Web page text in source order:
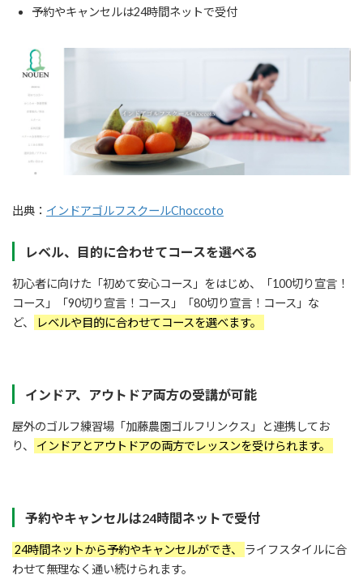
予約やキャンセルは24時間ネットで受付
出典： インドアゴルフスクールChoccoto
レベル、目的に合わせてコースを選べる
初心者に向けた「初めて安心コース」をはじめ、「100切り宣言！
コース」「90切り宣言！コース」「80切り宣言！コース」な
ど、
レベルや目的に合わせてコースを選べます。
インドア、アウトドア両方の受講が可能
屋外のゴルフ練習場「加藤農園ゴルフリンクス」と連携してお
り、
インドアとアウトドアの両方でレッスンを受けられます。
予約やキャンセルは24時間ネットで受付
24時間ネットから予約やキャンセルができ、 ライフスタイルに合
わせて無理なく通い続けられます。